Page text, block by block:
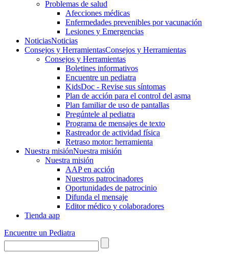
Problemas de salud
Afecciones médicas
Enfermedades prevenibles por vacunación
Lesiones y Emergencias
NoticiasNoticias
Consejos y HerramientasConsejos y Herramientas
Consejos y Herramientas
Boletines informativos
Encuentre un pediatra
KidsDoc - Revise sus síntomas
Plan de acción para el control del asma
Plan familiar de uso de pantallas
Pregúntele al pediatra
Programa de mensajes de texto
Rastre​​ador de activida​d física
Retraso motor: herramienta
Nuestra misiónNuestra misión
Nuestra misión
AAP en acción
Nuestros patrocinadores
Oportunidades de patrocinio
Difunda el mensaje
Editor médico y colaboradores
Tienda aap
Encuentre un Pediatra